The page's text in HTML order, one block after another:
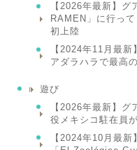
【2026年最新】
RAMEN」に行っ
初上陸
【2024年11月最
アダラハラで最高
遊び
【2026年最新】
役メキシコ駐在員
【2024年10月最